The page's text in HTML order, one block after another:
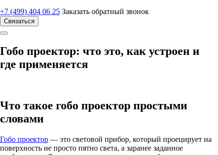
+7 (499) 404 06 25 Заказать обратный звонок
Связаться
Гобо проектор: что это, как устроен и
где применяется
Что такое гобо проектор простыми
словами
Гобо проектор — это световой прибор, который проецирует на
поверхность не просто пятно света, а заранее заданное